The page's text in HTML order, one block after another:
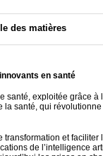
des matières
en santé
santé, exploitée grâce
la santé, qui
transformation et
de l’intelligence